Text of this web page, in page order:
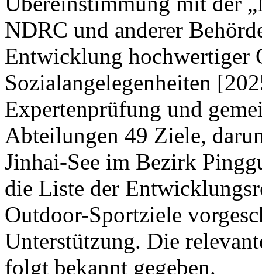
NDRC und anderer
Entwicklung hochwertiger
Sozialangelegenheiten
Expertenprüfung und
Abteilungen 49 Ziele,
Jinhai-See im Bezirk
die Liste der
Outdoor-Sportziele
Unterstützung. Die
folgt bekannt gegeben.